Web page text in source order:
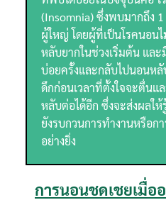
(Insomnia) ซึ่งพบมากถึง
ผู้ใหญ่ โดยผู้ที่เป็นโรคนอน
หลับยากในช่วงเริ่มต้น แล
บ่อยครั้งและกลับไปนอนห
ดึกก่อนเวลาที่ตั้งใจจะตื่นแ
หลับต่อได้อีก ซึ่งจะส่งผลใ
ยังรบกวนการทำงานหรือก
อย่างยิ่ง
การนอนชดเชยเมื่อ